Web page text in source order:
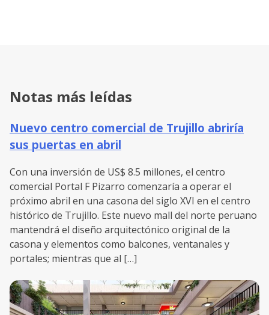
Notas más leídas
Nuevo centro comercial de Trujillo abriría
sus puertas en abril
Con una inversión de US$ 8.5 millones, el centro
comercial Portal F Pizarro comenzaría a operar el
próximo abril en una casona del siglo XVI en el centro
histórico de Trujillo. Este nuevo mall del norte peruano
mantendrá el diseño arquitectónico original de la
casona y elementos como balcones, ventanales y
portales; mientras que al […]